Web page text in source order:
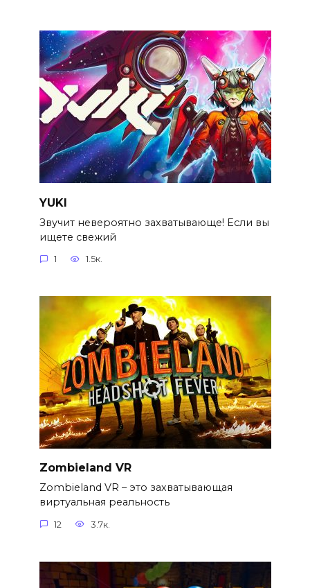
YUKI
Звучит невероятно захватывающе! Если вы
ищете свежий
1 1.5к.
Zombieland VR
Zombieland VR – это захватывающая
виртуальная реальность
12 3.7к.